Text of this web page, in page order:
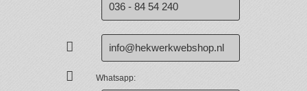
036 - 84 54 240
info@hekwerkwebshop.nl
Whatsapp: